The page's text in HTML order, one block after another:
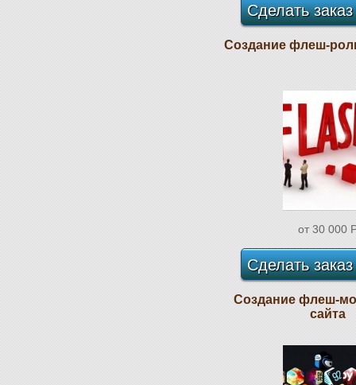
Сделать
Создание флеш-
от 30 000
Сделать
Создание флеш-
сайта